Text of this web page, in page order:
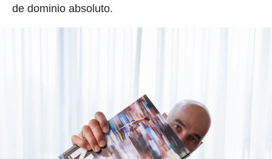
de dominio absoluto.